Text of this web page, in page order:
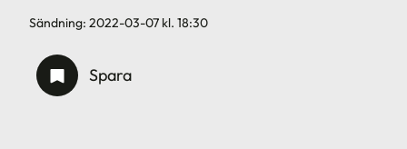
Sändning: 2022-03-07 kl. 18:30
Spara